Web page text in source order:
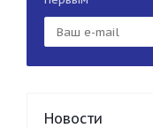
Новости